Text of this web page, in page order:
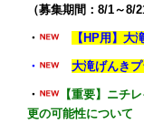
（募集期間：8/1～8/
・ 【HP用】大
・ 大滝げんき
・
【重要】ニチ
更の可能性について